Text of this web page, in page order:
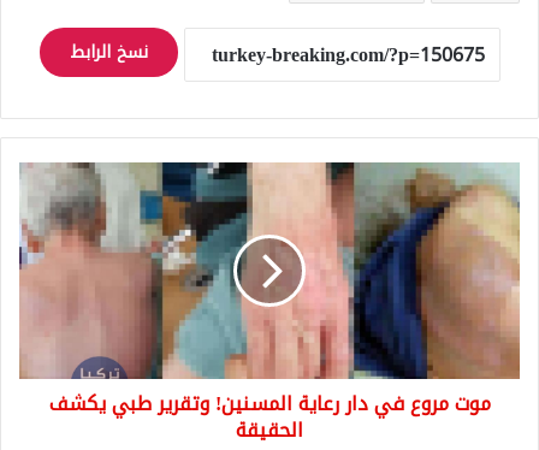
نسخ الرابط
موت
مروع
في
دار
رعاية
المسنين!
وتقرير
طبي
يكشف
الحقيقةموت مروع في دار رعاية المسنين! وتقرير طبي يكشف
الحقيقة